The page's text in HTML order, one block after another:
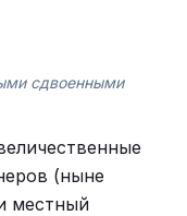
сдвоенными
(ныне
местный